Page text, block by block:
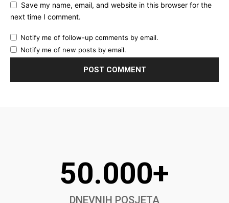
Save my name, email, and website in this browser for the
next time I comment.
Notify me of follow-up comments by email.
Notify me of new posts by email.
50.000+
DNEVNIH POSJETA